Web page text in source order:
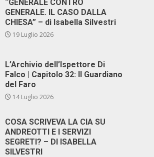
“GENERALE CONTRO
GENERALE. IL CASO DALLA
CHIESA” – di Isabella Silvestri
19 Luglio 2026
L’Archivio dell’Ispettore Di
Falco | Capitolo 32: Il Guardiano
del Faro
14 Luglio 2026
COSA SCRIVEVA LA CIA SU
ANDREOTTI E I SERVIZI
SEGRETI? – DI ISABELLA
SILVESTRI